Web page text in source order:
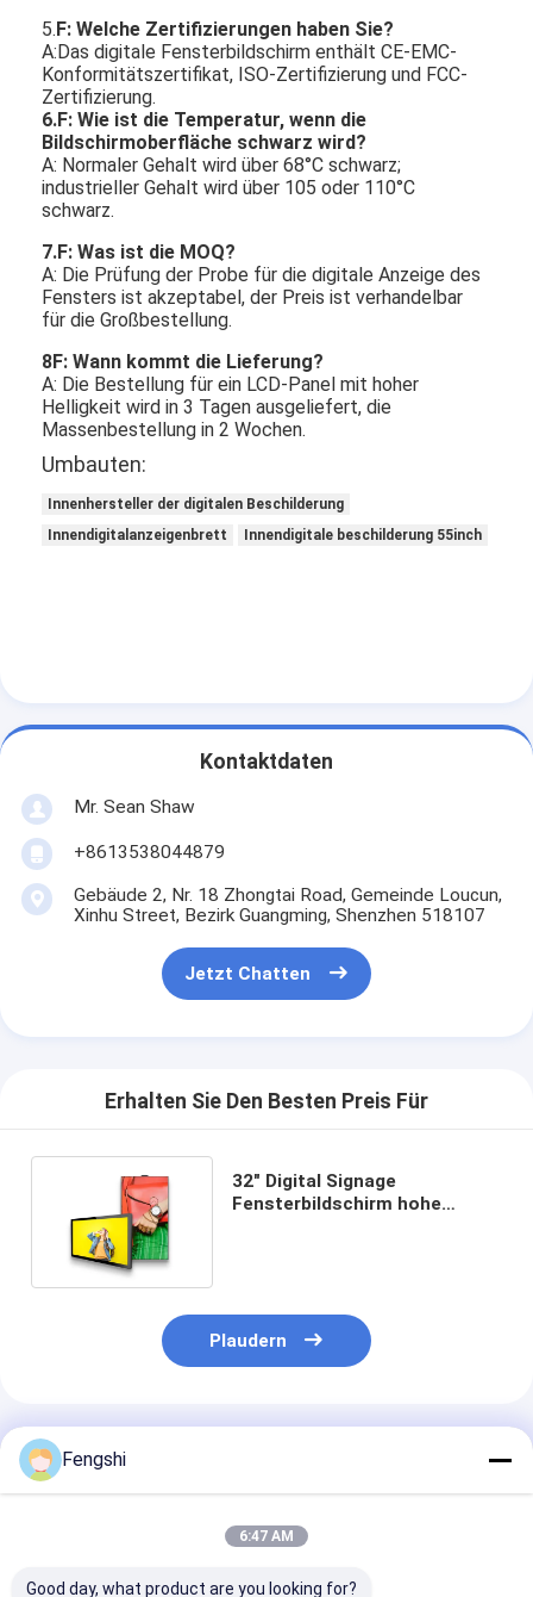
5.F: Welche Zertifizierungen haben Sie?
A:Das digitale Fensterbildschirm enthält CE-EMC-
Konformitätszertifikat, ISO-Zertifizierung und FCC-
Zertifizierung.
6.F: Wie ist die Temperatur, wenn die
Bildschirmoberfläche schwarz wird?
A: Normaler Gehalt wird über 68°C schwarz;
industrieller Gehalt wird über 105 oder 110°C
schwarz.
7.F: Was ist die MOQ?
A: Die Prüfung der Probe für die digitale Anzeige des
Fensters ist akzeptabel, der Preis ist verhandelbar
für die Großbestellung.
8F: Wann kommt die Lieferung?
A: Die Bestellung für ein LCD-Panel mit hoher
Helligkeit wird in 3 Tagen ausgeliefert, die
Massenbestellung in 2 Wochen.
Umbauten:
Innenhersteller der digitalen Beschilderung
Innendigitalanzeigenbrett
Innendigitale beschilderung 55inch
Kontaktdaten
Mr. Sean Shaw
+8613538044879
Gebäude 2, Nr. 18 Zhongtai Road, Gemeinde Loucun,
Xinhu Street, Bezirk Guangming, Shenzhen 518107
Jetzt Chatten
Erhalten Sie Den Besten Preis Für
32" Digital Signage
Fensterbildschirm hohe
Plaudern
Empfohlene Produkte
Fengshi
6:47 AM
Good day, what product are you looking for?